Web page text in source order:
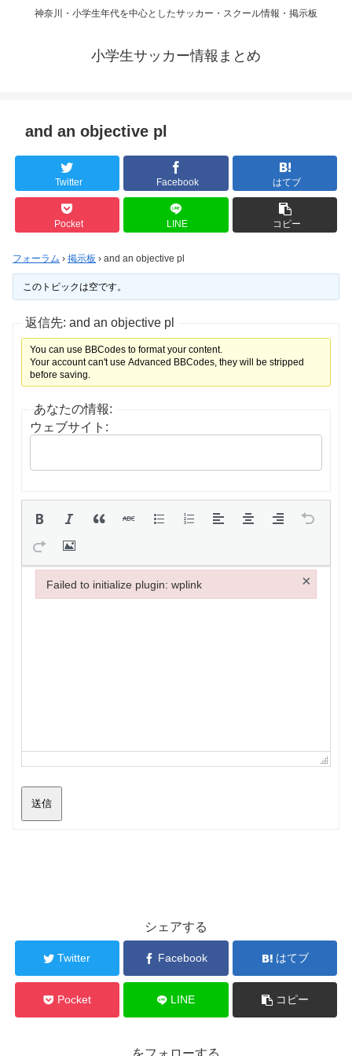
神奈川・小学生年代を中心としたサッカー・スクール情報・掲示板
小学生サッカー情報まとめ
and an objective pl
Twitter Facebook はてブ
Pocket LINE コピー
フォーラム › 掲示板 › and an objective pl
このトピックは空です。
返信先: and an objective pl
You can use BBCodes to format your content.
Your account can't use Advanced BBCodes, they will be stripped
before saving.
あなたの情報:
ウェブサイト:
送信
シェアする
Twitter Facebook はてブ
Pocket LINE コピー
Failed to initialize plugin: wplink ×
Failed to initialize plugin: wplink